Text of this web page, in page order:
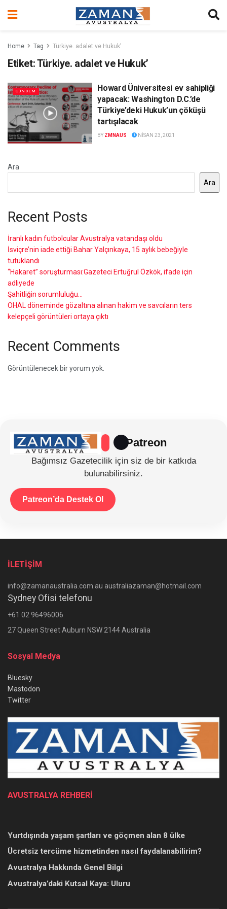
Home Tag Türkiye. adalet ve Hukuk’
Etiket:Türkiye. adalet ve Hukuk’
GÜNDEM
Howard Üniversitesi ev sahipliği
yapacak: Washington D.C.’de
Türkiye’deki Hukuk’un çöküşü
tartışılacak
BY ZMNAUS NISAN 23, 2021
Ara
Ara
Recent Posts
İranlı kadın futbolcular Avustralya vatandaşı oldu
İsviçre’nin iade ettiği Bahar Yalçınkaya, 15 aylık bebeğiyle
tutuklandı
“Hakaret” soruşturması:Gazeteci Ertuğrul Özkök, ifade için
adliyede
Şahitliğin sorumluluğu…
OHAL döneminde gözaltına alınan hakim ve savcıların ters
kelepçeli görüntüleri ortaya çıktı
Recent Comments
Görüntülenecek bir yorum yok.
Patreon
Bağımsız Gazetecilik için siz de bir katkıda
bulunabilirsiniz.
Patreon’da Destek Ol
İLETİŞİM
info@zamanaustralia.com.au australiazaman@hotmail.com
Sydney Ofisi telefonu
+61 02 96496006
27 Queen Street Auburn NSW 2144 Australia
Sosyal Medya
Bluesky
Mastodon
Twitter
AVUSTRALYA REHBERİ
Yurtdışında yaşam şartları ve göçmen alan 8 ülke
Ücretsiz tercüme hizmetinden nasıl faydalanabilirim?
Avustralya Hakkında Genel Bilgi
Avustralya’daki Kutsal Kaya: Uluru